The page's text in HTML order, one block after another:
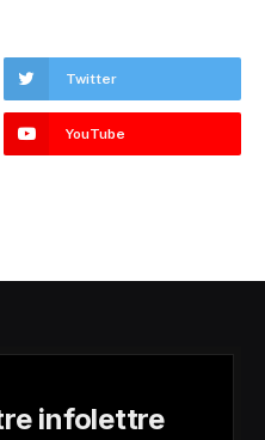
Twitter
YouTube
infolettre